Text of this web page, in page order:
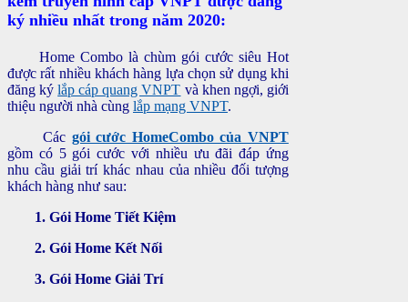
ký nhiều nhất trong năm 2020:
Home Combo là chùm gói cước siêu Hot
được rất nhiều khách hàng lựa chọn sử dụng khi
đăng kýlắp cáp quang VNPT và khen ngợi, giới
thiệu người nhà cùng lắp mạng VNPT.
Các gói cước HomeCombo của VNPT
gồm có 5 gói cước với nhiều ưu đãi đáp ứng
nhu cầu giải trí khác nhau của nhiều đối tượng
khách hàng như sau:
1. Gói Home Tiết Kiệm
2. Gói Home Kết Nối
3. Gói Home Giải Trí